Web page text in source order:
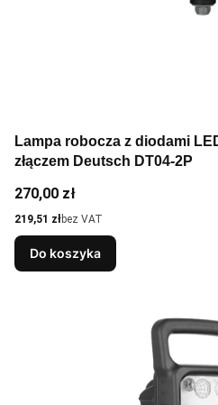
Lampa robocza z diodami
złączem Deutsch DT04-2P
Cena
270,00 zł
Cena
219,51 złbez VAT
Do koszyka